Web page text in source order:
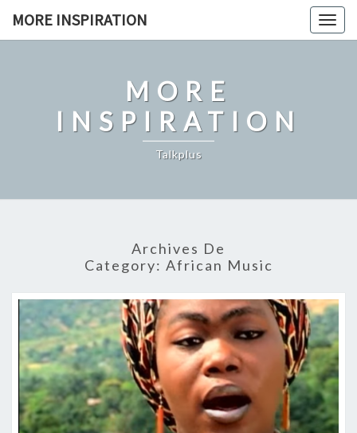
MORE INSPIRATION
MORE
INSPIRATION
Talkplus
Archives De
Category: African Music